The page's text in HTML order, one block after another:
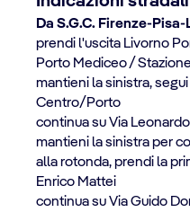
Da S.G.C. Firenze-
prendi l'uscita Livorno
Porto Mediceo /
mantieni la sinistra,
Centro/Porto
continua su Via
mantieni la sinistra per
alla rotonda, prendi la
Enrico Mattei
continua su Via Guido